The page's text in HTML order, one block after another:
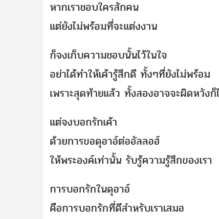
หากเราชอบใครสักคน
แต่ยังไม่พร้อมที่จะแต่งงาน
ก็จงเก็บความชอบนั้นไว้ในใจ
อย่าได้ทำให้เค้ารู้สึกดี ทั้งๆที่ยังไม่พร้อม
เพราะสุดท้ายแล้ว ทั้งสองอาจจะผิดหวังก็
แต่จงบอกรักเค้า
ด้วยการขอดุอาอ์ต่ออัลลอฮ์
ให้พระองค์เท่านั้น รับรู้ความรู้สึกของเรา
การบอกรักในดุอาอ์
คือการบอกรักที่ดีสำหรับเราเสมอ